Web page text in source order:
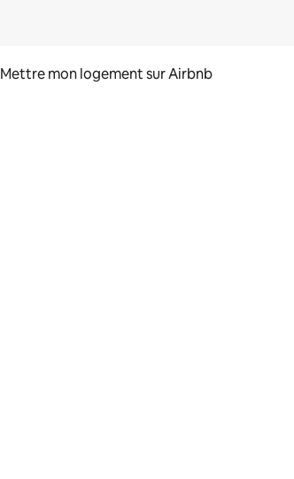
Mettre mon logement sur Airbnb